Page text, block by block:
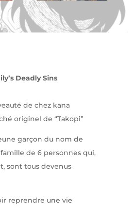
Deadly Sins
de chez kana
originel de “Takopi”
garçon du nom de
de 6 personnes qui,
sont tous devenus
reprendre une vie